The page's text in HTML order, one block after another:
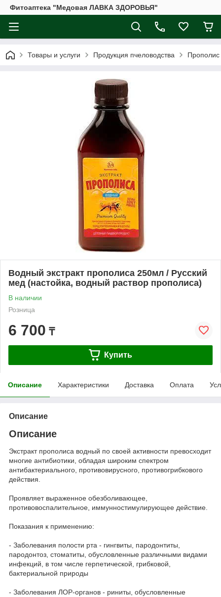
Фитоаптека "Медовая ЛАВКА ЗДОРОВЬЯ"
Товары и услуги Продукция пчеловодства Прополис
Водный экстракт прополиса 250мл / Русский
мед (настойка, водный раствор прополиса)
В наличии
Розница
6 700 ₸
Купить
Описание Характеристики Доставка Оплата
Описание
Описание
Экстракт прополиса водный по своей активности превосходит
многие антибиотики, обладая широким спектром
антибактериального, противовирусного, противогрибкового
действия.
Проявляет выраженное обезболивающее,
противовоспалительное, иммунностимулирующее действие.
Показания к применению:
- Заболевания полости рта - гингвиты, пародонтиты,
пародонтоз, стоматиты, обусловленные различными видами
инфекций, в том числе герпетической, грибковой,
бактериальной природы
- Заболевания ЛОР-органов - риниты, обусловленные